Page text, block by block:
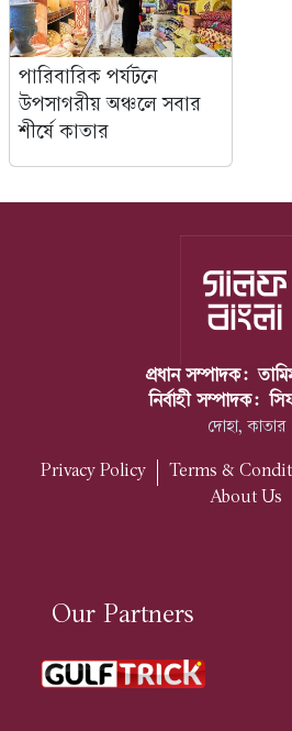
পারিবারিক পর্যটনে
উপসাগরীয় অঞ্চলে সবার
শীর্ষে কাতার
প্রধান সম্পাদক:
নির্বাহী সম্পাদক:
দোহা, কাতার
Privacy Policy Terms &
About Us
Our Partners